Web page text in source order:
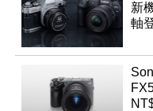
新
軸